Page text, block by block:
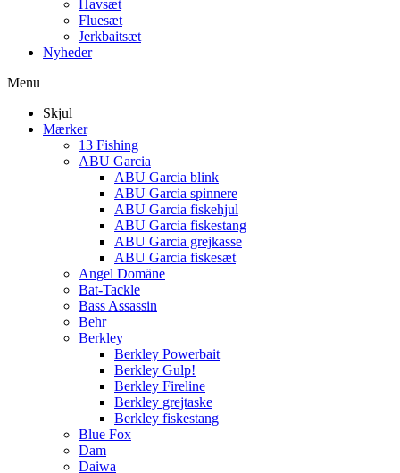
Havsæt
Fluesæt
Jerkbaitsæt
Nyheder
Menu
Skjul
Mærker
13 Fishing
ABU Garcia
ABU Garcia blink
ABU Garcia spinnere
ABU Garcia fiskehjul
ABU Garcia fiskestang
ABU Garcia grejkasse
ABU Garcia fiskesæt
Angel Domäne
Bat-Tackle
Bass Assassin
Behr
Berkley
Berkley Powerbait
Berkley Gulp!
Berkley Fireline
Berkley grejtaske
Berkley fiskestang
Blue Fox
Dam
Daiwa